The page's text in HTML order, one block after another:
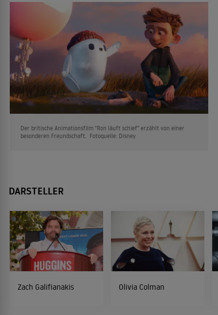
Der britische Animationsfilm "Ron läuft schief" erzählt von einer
besonderen Freundschaft. Fotoquelle: Disney
DARSTELLER
Zach Galifianakis Olivia Colman